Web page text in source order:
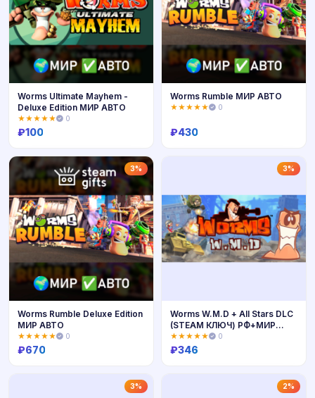
Купить
Worms Ultimate Mayhem -
Deluxe Edition МИР АВТО
★★★★★ 0
₽100
Worms Rumble МИР АВТО
★★★★★ 0
₽430
3%
Worms Rumble Deluxe Edition
МИР АВТО
★★★★★ 0
₽670
3%
Worms W.M.D + All Stars DLC
(STEAM КЛЮЧ) РФ+МИР
РУС. ЯЗ
★★★★★ 0
₽346
3% 2%